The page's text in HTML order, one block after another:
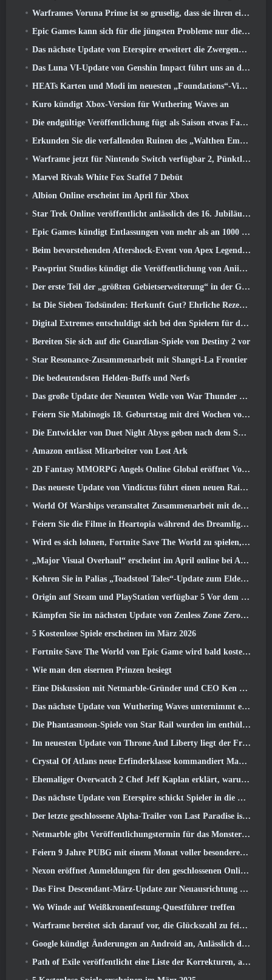
Warframes Voruna Prime ist so gruselig, dass sie ihren eigenen Red-Band-Trailer bekommen hat
Epic Games kann sich für die jüngsten Probleme nur die Schuld geben
Das nächste Update von Eterspire erweitert die Zwergenminen und bietet eine vollständige Überarbeitung des Bosskampfs
Das Luna VI-Update von Genshin Impact führt uns an den Ort, von dem Mondstadt immer wieder spricht, den wir aber noch nie gesehen haben
HEATs Karten und Modi im neuesten „Foundations“-Video
Kuro kündigt Xbox-Version für Wuthering Waves an
Die endgültige Veröffentlichung fügt als Saison etwas Fantasie hinzu 10 Startet
Erkunden Sie die verfallenden Ruinen des „Walthen Empire“ im nächsten großen Update von RAVEN2
Warframe jetzt für Nintendo Switch verfügbar 2, Pünktlich zum Start von Shadowgrapher
Marvel Rivals White Fox Staffel 7 Debüt
Albion Online erscheint im April für Xbox
Star Trek Online veröffentlicht anlässlich des 16. Jubiläums eine Minidokumentation über die Ursprünge der Föderation
Epic Games kündigt Entlassungen von mehr als an 1000 Mitarbeiter, Unter Berufung auf „Abschwung im Fortnite-Engagement“
Beim bevorstehenden Aftershock-Event von Apex Legends wird es elektrisierend
Pawprint Studios kündigt die Veröffentlichung von Aniimo für PlayStation an 5 Und der Epic Games Store bei Markteinführungen
Der erste Teil der „größten Gebietserweiterung“ in der Geschichte von RuneScape startet heute
Ist Die Sieben Todsünden: Herkunft Gut? Ehrliche Rezension
Digital Extremes entschuldigt sich bei den Spielern für den durch „schändliche Einladungen“ in Warframe verursachten Stress
Bereiten Sie sich auf die Guardian-Spiele von Destiny 2 vor
Star Resonance-Zusammenarbeit mit Shangri-La Frontier
Die bedeutendsten Helden-Buffs und Nerfs
Das große Update der Neunten Welle von War Thunder verbessert das Aussehen von Seeschlachten mit verbesserter Wasservisualisierung
Feiern Sie Mabinogis 18. Geburtstag mit drei Wochen voller Events und Belohnungen
Die Entwickler von Duet Night Abyss geben nach dem Spiel-Update eine offizielle Stellungnahme zum jüngsten Malware-Vorfall ab
Amazon entlässt Mitarbeiter von Lost Ark
2D Fantasy MMORPG Angels Online Global eröffnet Vorregistrierung
Das neueste Update von Vindictus führt einen neuen Raid ein, bei dem Spieler gegen den Wächter von Caliburn antreten
World Of Warships veranstaltet Zusammenarbeit mit der schwedischen Heavy-Metal-Band Sabaton
Feiern Sie die Filme in Heartopia während des Dreamlight Cinematics Festivals
Wird es sich lohnen, Fortnite Save The World zu spielen, sobald es kostenlos ist??
„Major Visual Overhaul“ erscheint im April online bei Albion
Kehren Sie in Palias „Toadstool Tales“-Update zum Elderwood zurück
Origin auf Steam und PlayStation verfügbar 5 Vor dem März 23 Start
Kämpfen Sie im nächsten Update von Zenless Zone Zero um Ruhm im Hollow-Champion-Wettbewerb von New Eridu
5 Kostenlose Spiele erscheinen im März 2026
Fortnite Save The World von Epic Game wird bald kostenlos spielbar sein
Wie man den eisernen Prinzen besiegt
Eine Diskussion mit Netmarble-Gründer und CEO Ken Kim über MONGIL: Sternentauchen
Das nächste Update von Wuthering Waves unternimmt eine Reise zur „dunklen Seite“
Die Phantasmoon-Spiele von Star Rail wurden im enthüllt 4.1 Sonderprogramm
Im neuesten Update von Throne And Liberty liegt der Frühling in der Luft
Crystal Of Atlans neue Erfinderklasse kommandiert Magitech-Mechs im Kampf
Ehemaliger Overwatch 2 Chef Jeff Kaplan erklärt, warum er Blizzard zugelassen hat
Das nächste Update von Eterspire schickt Spieler in die Zwergenminen
Der letzte geschlossene Alpha-Trailer von Last Paradise ist ein kleines, aber erschreckendes Kunstwerk
Netmarble gibt Veröffentlichungstermin für das Monsterzähmungs-Action-Rollenspiel Mongil bekannt: Sternentauchen
Feiern 9 Jahre PUBG mit einem Monat voller besonderer Aktivitäten
Nexon eröffnet Anmeldungen für den geschlossenen Online-Test von MapleStory Classic World im April
Das First Descendant-März-Update zur Neuausrichtung von Sharen und zur Einführung neuer Inhalte
Wo Winde auf Weißkronenfestung-Questführer treffen
Warframe bereitet sich darauf vor, die Glückszahl zu feiern 13 Mit Jubiläumsveranstaltungen
Google kündigt Änderungen an Android an, Anlässlich der Rückkehr von Fortnite in den Play Store
Path of Exile veröffentlicht eine Liste der Korrekturen, an denen nach dem Start von Mirage gearbeitet wird